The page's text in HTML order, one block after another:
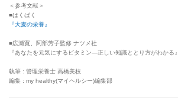
＜参考文献＞
■はくばく
『大麦の栄養』
■広瀬寛、阿部芳子監修 ナツメ社
『あなたを元気にするビタミン—正しい知識ととり方がわかる』
執筆 : 管理栄養士 高橋美枝
編集 : my healthy(マイヘルシー)編集部